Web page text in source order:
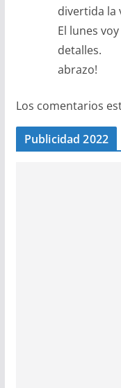
divertida la
El lunes
detalles.
abrazo!
Los comentarios
Publicidad 2022